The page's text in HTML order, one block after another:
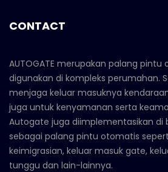
CONTACT
AUTOGATE merupakan palang
digunakan di kompleks perumahan.
menjaga keluar masuknya
juga untuk kenyamanan serta
Autogate juga diimplementasikan di
sebagai palang pintu otomatis
keimigrasian, keluar masuk gate,
tunggu dan lain-lainnya.